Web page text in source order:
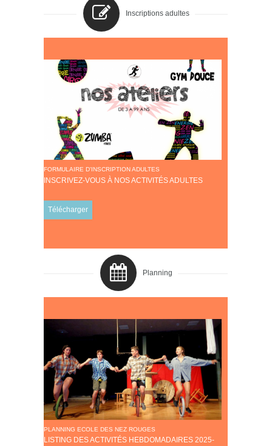
Inscriptions adultes
FORMULAIRE D'INSCRIPTION ADULTES
INSCRIVEZ-VOUS À NOS ACTIVITÉS ADULTES
Télécharger
Planning
PLANNING ECOLE DES NEZ ROUGES
LISTING DES ACTIVITÉS HEBDOMADAIRES 2025-